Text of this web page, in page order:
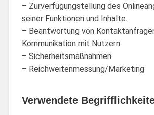
– Zurverfügungstellung des
seiner Funktionen und Inhalte.
– Beantwortung von
Kommunikation mit Nutzern.
– Sicherheitsmaßnahmen.
– Reichweitenmessung/Marketing
Verwendete